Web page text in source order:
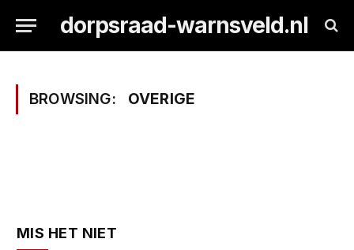
dorpsraad-warnsveld.nl
BROWSING: OVERIGE
MIS HET NIET